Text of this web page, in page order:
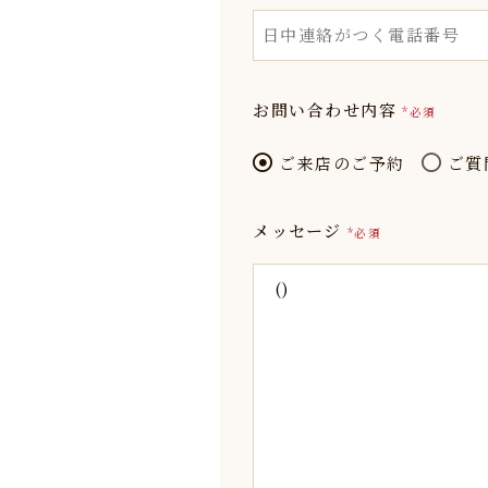
お問い合わせ内容 *必須
ご来店のご予約 ご質
メッセージ *必須